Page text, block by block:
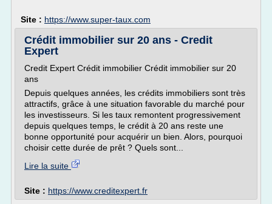
Site : https://www.super-taux.com
Crédit immobilier sur 20 ans - Credit
Expert
Credit Expert Crédit immobilier Crédit immobilier sur 20
ans
Depuis quelques années, les crédits immobiliers sont très
attractifs, grâce à une situation favorable du marché pour
les investisseurs. Si les taux remontent progressivement
depuis quelques temps, le crédit à 20 ans reste une
bonne opportunité pour acquérir un bien. Alors, pourquoi
choisir cette durée de prêt ? Quels sont...
Lire la suite
Site : https://www.creditexpert.fr